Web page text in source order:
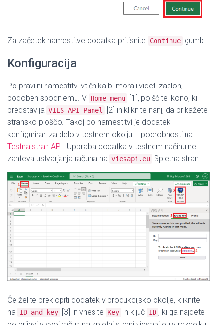
Za začetek namestitve dodatka pritisnite Continue gumb.
Konfiguracija
Po pravilni namestitvi vtičnika bi morali videti zaslon,
podoben spodnjemu. V Home menu
[1], poiščite ikono, ki
predstavlja VIES API Panel
[2] in kliknite nanj, da prikažete
stransko ploščo. Takoj po namestitvi je dodatek
konfiguriran za delo v testnem okolju – podrobnosti na
Testna stran API . Uporaba dodatka v testnem načinu ne
zahteva ustvarjanja računa na viesapi.eu Spletna stran.
Če želite preklopiti dodatek v produkcijsko okolje, kliknite
na ID and key [3] in vnesite Key in ključ ID , ki ga najdete